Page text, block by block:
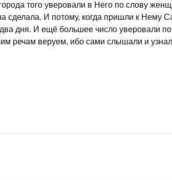
того уверовали в Него по слову
сделала. И потому, когда пришли к Нему
дня. И ещё большее число уверовали
речам веруем, ибо сами слышали и